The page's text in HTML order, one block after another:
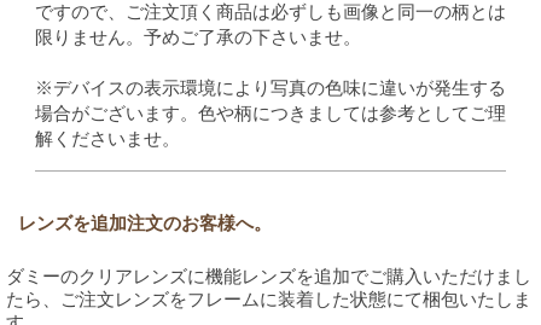
ですので、ご注文頂く商品は必ずしも画像と同一の柄とは
限りません。予めご了承の下さいませ。
※デバイスの表示環境により写真の色味に違いが発生する
場合がございます。色や柄につきましては参考としてご理
解くださいませ。
レンズを追加注文のお客様へ。
ダミーのクリアレンズに機能レンズを追加でご購入いただけまし
たら、ご注文レンズをフレームに装着した状態にて梱包いたしま